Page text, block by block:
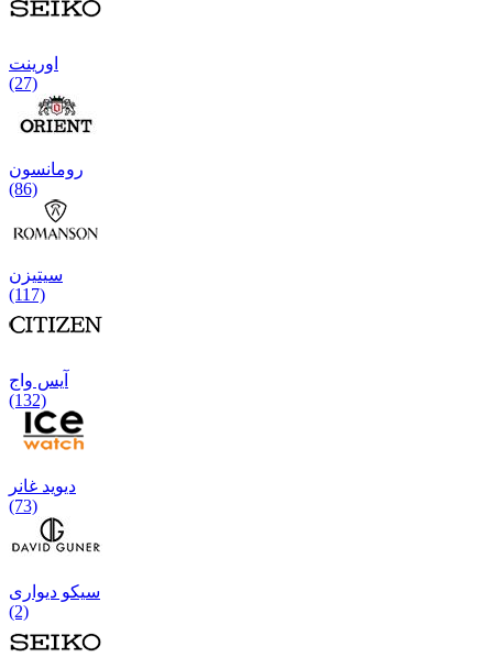
اورینت
(27)
رومانسون
(86)
سیتیزن
(117)
آیس واج
(132)
دیوید غانر
(73)
سیکو دیواری
(2)